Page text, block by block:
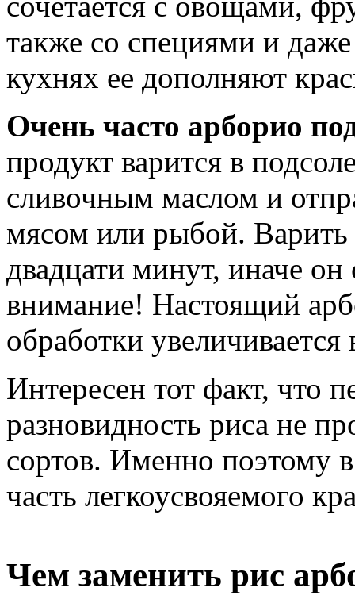
также со специями и
кухнях ее дополняют
Очень часто арборио
продукт варится в
сливочным маслом и
мясом или рыбой. Варить
двадцати минут, иначе
внимание! Настоящий
обработки
Интересен тот факт, что
разновидность риса не
сортов. Именно поэтому
часть легкоусвояемого
Чем заменить рис